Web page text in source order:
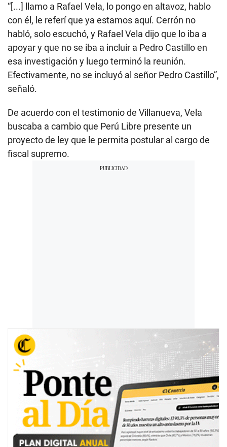
“[...] llamo a Rafael Vela, lo pongo en altavoz, hablo
con él, le referí que ya estamos aquí. Cerrón no
habló, solo escuchó, y Rafael Vela dijo que lo iba a
apoyar y que no se iba a incluir a Pedro Castillo en
esa investigación y luego terminó la reunión.
Efectivamente, no se incluyó al señor Pedro Castillo”,
señaló.
De acuerdo con el testimonio de Villanueva, Vela
buscaba a cambio que Perú Libre presente un
proyecto de ley que le permita postular al cargo de
fiscal supremo.